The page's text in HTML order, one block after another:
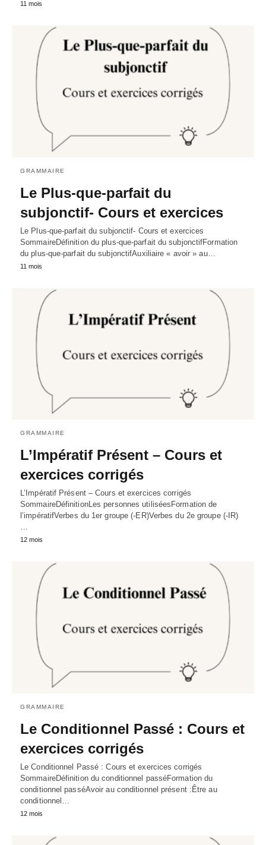
11 mois
GRAMMAIRE
Le Plus-que-parfait du
subjonctif- Cours et exercices
Le Plus-que-parfait du subjonctif- Cours et exercices
SommaireDéfinition du plus-que-parfait du subjonctifFormation
du plus-que-parfait du subjonctifAuxiliaire « avoir » au…
11 mois
GRAMMAIRE
L’Impératif Présent – Cours et
exercices corrigés
L’Impératif Présent – Cours et exercices corrigés
SommaireDéfinitionLes personnes utiliséesFormation de
l’impératifVerbes du 1er groupe (-ER)Verbes du 2e groupe (-IR)
…
12 mois
GRAMMAIRE
Le Conditionnel Passé : Cours et
exercices corrigés
Le Conditionnel Passé : Cours et exercices corrigés
SommaireDéfinition du conditionnel passéFormation du
conditionnel passéAvoir au conditionnel présent :Être au
conditionnel…
12 mois